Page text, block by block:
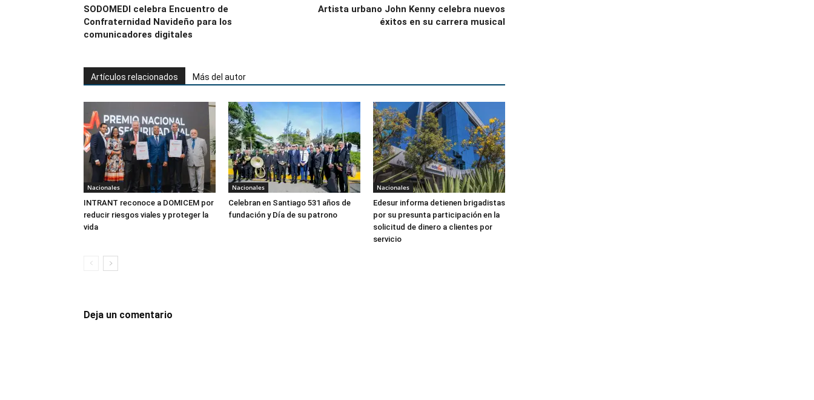
SODOMEDI celebra Encuentro de
Confraternidad Navideño para los
comunicadores digitales
Artista urbano John Kenny celebra nuevos
éxitos en su carrera musical
Artículos relacionados Más del autor
Nacionales
INTRANT reconoce a DOMICEM por
reducir riesgos viales y proteger la
vida
Nacionales
Celebran en Santiago 531 años de
fundación y Día de su patrono
Nacionales
Edesur informa detienen brigadistas
por su presunta participación en la
solicitud de dinero a clientes por
servicio
Deja un comentario